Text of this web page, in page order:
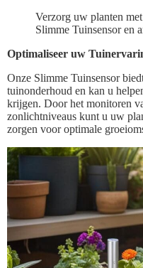
Verzorg uw planten
Slimme Tuinsensor en
Optimaliseer uw
Onze Slimme Tuinsensor
tuinonderhoud en kan u
krijgen. Door het monitoren
zonlichtniveaus kunt u uw
zorgen voor optimale